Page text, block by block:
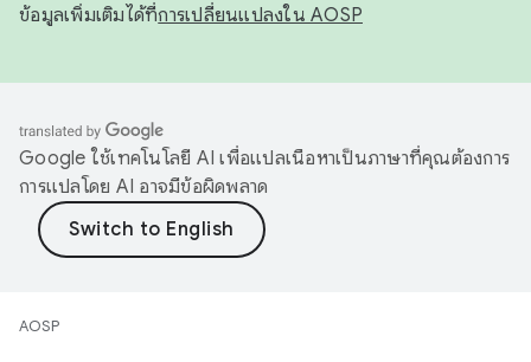
ข้อมูลเพิ่มเติมได้ที่การเปลี่ยนแปลงใน AOSP
Google ใช้เทคโนโลยี AI เพื่อแปลเนื้อหาเป็นภาษาที่คุณต้องการ
การแปลโดย AI อาจมีข้อผิดพลาด
AOSP